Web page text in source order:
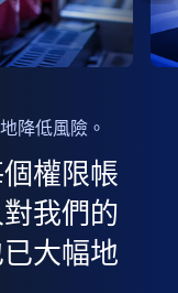
降低風險。
個權限帳
我們的
大幅地